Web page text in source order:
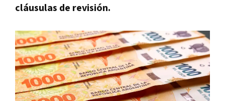
cláusulas de revisión.